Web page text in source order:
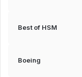
Best of HSM
Boeing